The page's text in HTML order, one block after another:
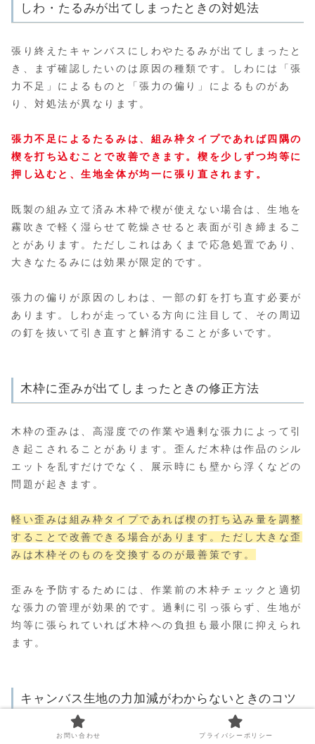
しわ・たるみが出てしまったときの対処法
張り終えたキャンバスにしわやたるみが出てしまったと
き、まず確認したいのは原因の種類です。しわには「張
力不足」によるものと「張力の偏り」によるものがあ
り、対処法が異なります。
張力不足によるたるみは、組み枠タイプであれば四隅の
楔を打ち込むことで改善できます。楔を少しずつ均等に
押し込むと、生地全体が均一に張り直されます。
既製の組み立て済み木枠で楔が使えない場合は、生地を
霧吹きで軽く湿らせて乾燥させると表面が引き締まるこ
とがあります。ただしこれはあくまで応急処置であり、
大きなたるみには効果が限定的です。
張力の偏りが原因のしわは、一部の釘を打ち直す必要が
あります。しわが走っている方向に注目して、その周辺
の釘を抜いて引き直すと解消することが多いです。
木枠に歪みが出てしまったときの修正方法
木枠の歪みは、高湿度での作業や過剰な張力によって引
き起こされることがあります。歪んだ木枠は作品のシル
エットを乱すだけでなく、展示時にも壁から浮くなどの
問題が起きます。
軽い歪みは組み枠タイプであれば楔の打ち込み量を調整
することで改善できる場合があります。ただし大きな歪
みは木枠そのものを交換するのが最善策です。
歪みを予防するためには、作業前の木枠チェックと適切
な張力の管理が効果的です。過剰に引っ張らず、生地が
均等に張られていれば木枠への負担も最小限に抑えられ
ます。
キャンバス生地の力加減がわからないときのコツ
初めてキャンバスを張るとき、一番難しいと感じるのが
お問い合わせ プライバシーポリシー